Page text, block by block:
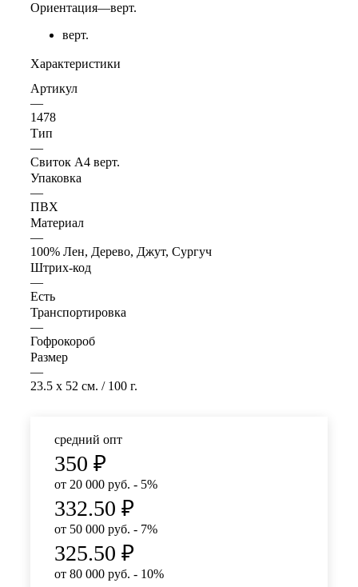
Ориентация—верт.
верт.
Характеристики
Артикул
—
1478
Тип
—
Свиток А4 верт.
Упаковка
—
ПВХ
Материал
—
100% Лен, Дерево, Джут, Сургуч
Штрих-код
—
Есть
Транспортировка
—
Гофрокороб
Размер
—
23.5 x 52 см. / 100 г.
средний опт
350 ₽
от 20 000 руб. - 5%
332.50 ₽
от 50 000 руб. - 7%
325.50 ₽
от 80 000 руб. - 10%